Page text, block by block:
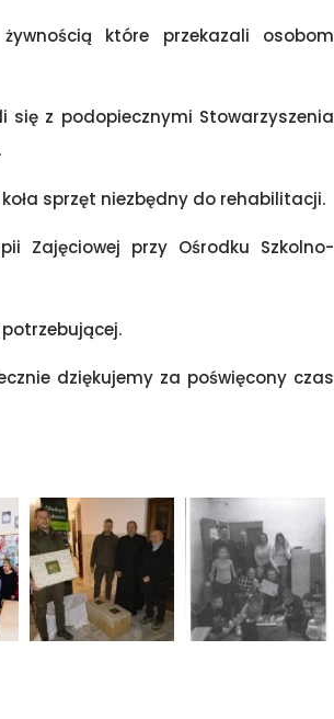
które przekazali osobom
się z podopiecznymi Stowarzyszenia
koła sprzęt niezbędny do rehabilitacji.
Zajęciowej przy Ośrodku Szkolno-
potrzebującej.
dziękujemy za poświęcony czas